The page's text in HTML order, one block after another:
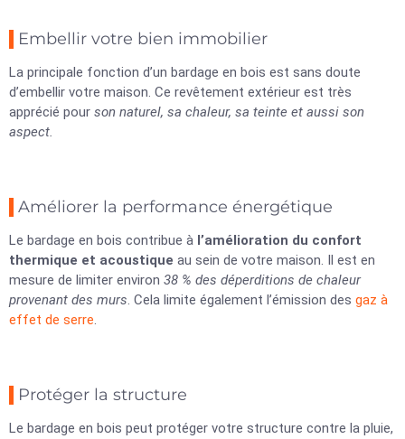
Embellir votre bien immobilier
La principale fonction d’un bardage en bois est sans doute
d’embellir votre maison. Ce revêtement extérieur est très
apprécié pour son naturel, sa chaleur, sa teinte et aussi son
aspect.
Améliorer la performance énergétique
Le bardage en bois contribue à l’amélioration du confort
thermique et acoustique au sein de votre maison. Il est en
mesure de limiter environ 38 % des déperditions de chaleur
provenant des murs. Cela limite également l’émission des gaz à
effet de serre.
Protéger la structure
Le bardage en bois peut protéger votre structure contre la pluie,